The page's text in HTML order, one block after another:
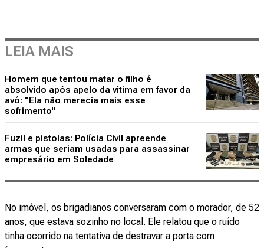
LEIA MAIS
Homem que tentou matar o filho é
absolvido após apelo da vítima em favor da
avó: "Ela não merecia mais esse
sofrimento"
Fuzil e pistolas: Polícia Civil apreende
armas que seriam usadas para assassinar
empresário em Soledade
No imóvel, os brigadianos conversaram com o morador, de 52
anos, que estava sozinho no local. Ele relatou que o ruído
tinha ocorrido na tentativa de destravar a porta com